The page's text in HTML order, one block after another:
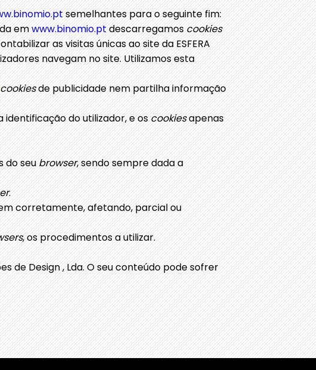
semelhantes para o seguinte fim:
emwww.binomio.ptdescarregamoscookies
as visitas únicas ao site da ESFERA
navegam no site. Utilizamos esta
de publicidade nem partilha informação
identificação do utilizador, e oscookiesapenas
do seubrowser, sendo sempre dada a
.
corretamente, afetando, parcial ou
, os procedimentos a utilizar.
de Design , Lda. O seu conteúdo pode sofrer